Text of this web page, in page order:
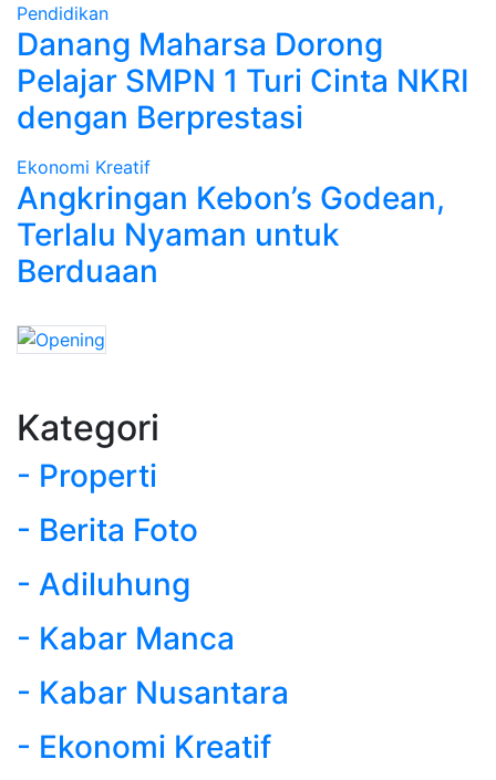
Pendidikan
Danang Maharsa Dorong
Pelajar SMPN 1 Turi Cinta NKRI
dengan Berprestasi
Ekonomi Kreatif
Angkringan Kebon’s Godean,
Terlalu Nyaman untuk
Berduaan
Kategori
- Properti
- Berita Foto
- Adiluhung
- Kabar Manca
- Kabar Nusantara
- Ekonomi Kreatif